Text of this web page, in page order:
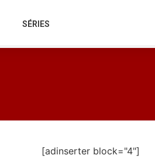
SÉRIES
[adinserter block="4"]